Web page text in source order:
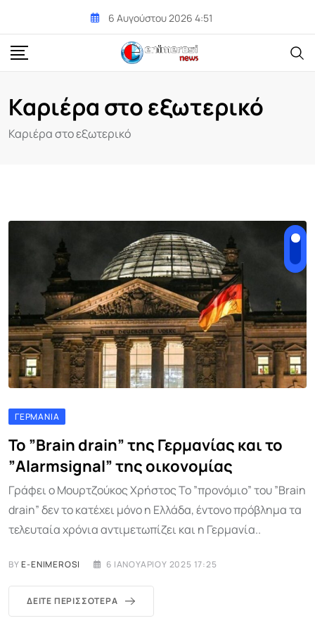
content
6 Αυγούστου 2026 4:51
Καριέρα στο εξωτερικό
Καριέρα στο εξωτερικό
ΓΕΡΜΑΝΊΑ
To ”Brain drain” της Γερμανίας και το
”Alarmsignal” της οικονομίας
Γράφει ο Μουρτζούκος Χρήστος Το ”προνόμιο” του ”Brain
drain” δεν το κατέχει μόνο η Ελλάδα, έντονο πρόβλημα τα
τελευταία χρόνια αντιμετωπίζει και η Γερμανία..
BYE-ENIMEROSI 6 ΙΑΝΟΥΑΡΊΟΥ 2025 17:25
ΔΕΊΤΕ ΠΕΡΙΣΣΌΤΕΡΑ